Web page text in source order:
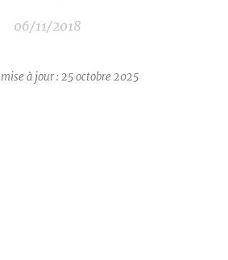
06/11/2018
à jour : 25 octobre 2025